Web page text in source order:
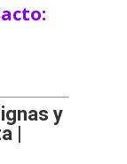
y
|